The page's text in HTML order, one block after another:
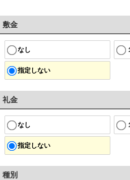
敷金
なし
指定しない
礼金
なし
指定しない
種別